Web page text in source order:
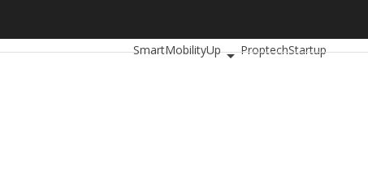
SmartMobilityUp
ProptechStartup